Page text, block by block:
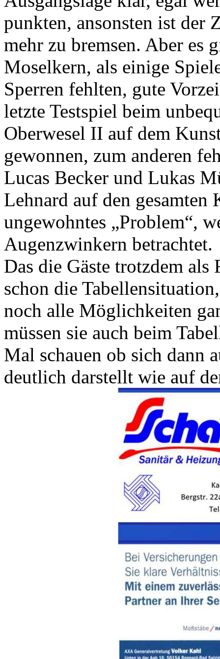
punkten, ansonsten ist der
mehr zu bremsen. Aber es
Moselkern, als einige
Sperren fehlten, gute
letzte Testspiel beim
Oberwesel II auf dem
gewonnen, zum anderen
Lucas Becker und Lukas
Lehnard auf den
ungewohntes „Problem“,
Augenzwinkern betrachtet.
Das die Gäste trotzdem
schon die
noch alle Möglichkeiten
müssen sie auch beim
Mal schauen ob sich dann
deutlich darstellt wie auf